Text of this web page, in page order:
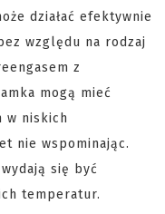
działać efektywnie
względu na rodzaj
z
mogą mieć
w niskich
nie wspominając.
się być
temperatur.